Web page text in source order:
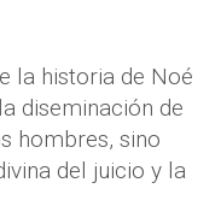
la historia de Noé
diseminación de
hombres, sino
del juicio y la